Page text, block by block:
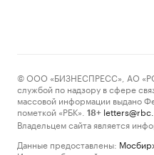
© ООО «БИЗНЕСПРЕСС», АО
службой по надзору в сфере
массовой информации выдано
пометкой «РБК».
18+
Владельцем сайта является
Данные предоставлены: